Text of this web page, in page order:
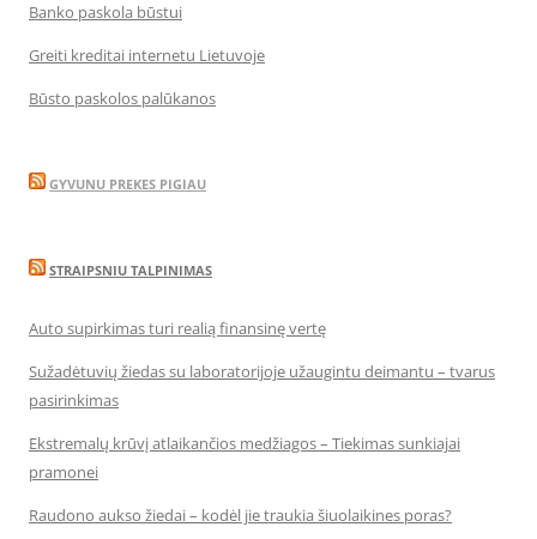
Banko paskola būstui
Greiti kreditai internetu Lietuvoje
Būsto paskolos palūkanos
GYVUNU PREKES PIGIAU
STRAIPSNIU TALPINIMAS
Auto supirkimas turi realią finansinę vertę
Sužadėtuvių žiedas su laboratorijoje užaugintu deimantu – tvarus
pasirinkimas
Ekstremalų krūvį atlaikančios medžiagos – Tiekimas sunkiajai
pramonei
Raudono aukso žiedai – kodėl jie traukia šiuolaikines poras?